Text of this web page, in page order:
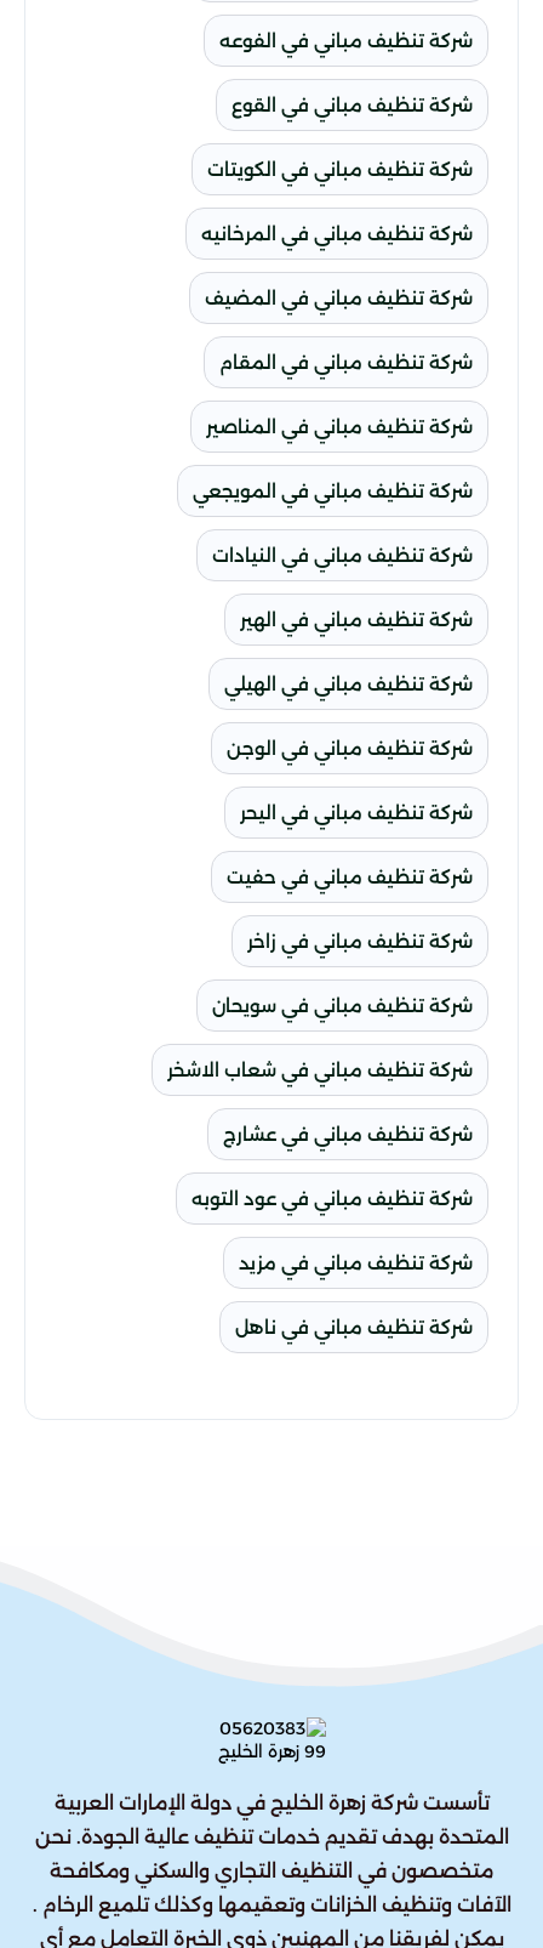
شركة تنظيف مباني في الفوعه
شركة تنظيف مباني في القوع
شركة تنظيف مباني في الكويتات
شركة تنظيف مباني في المرخانيه
شركة تنظيف مباني في المضيف
شركة تنظيف مباني في المقام
شركة تنظيف مباني في المناصير
شركة تنظيف مباني في المويجعي
شركة تنظيف مباني في النيادات
شركة تنظيف مباني في الهير
شركة تنظيف مباني في الهيلي
شركة تنظيف مباني في الوجن
شركة تنظيف مباني في اليحر
شركة تنظيف مباني في حفيت
شركة تنظيف مباني في زاخر
شركة تنظيف مباني في سويحان
شركة تنظيف مباني في شعاب الاشخر
شركة تنظيف مباني في عشارج
شركة تنظيف مباني في عود التوبه
شركة تنظيف مباني في مزيد
شركة تنظيف مباني في ناهل
تأسست شركة زهرة الخليج في دولة الإمارات العربية
المتحدة بهدف تقديم خدمات تنظيف عالية الجودة. نحن
متخصصون في التنظيف التجاري والسكني ومكافحة
الآفات وتنظيف الخزانات وتعقيمها وكذلك تلميع الرخام .
يمكن لفريقنا من المهنيين ذوي الخبرة التعامل مع أي